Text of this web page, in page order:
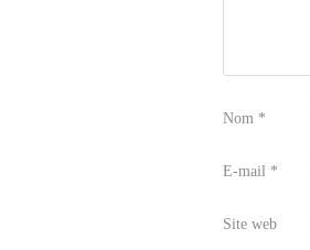
Nom *
E-mail *
Site web